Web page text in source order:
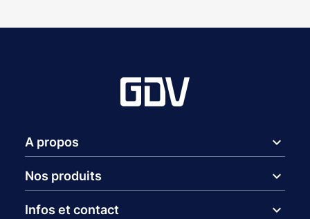
A propos expand_more
Nos produits expand_more
Infos et contact expand_more